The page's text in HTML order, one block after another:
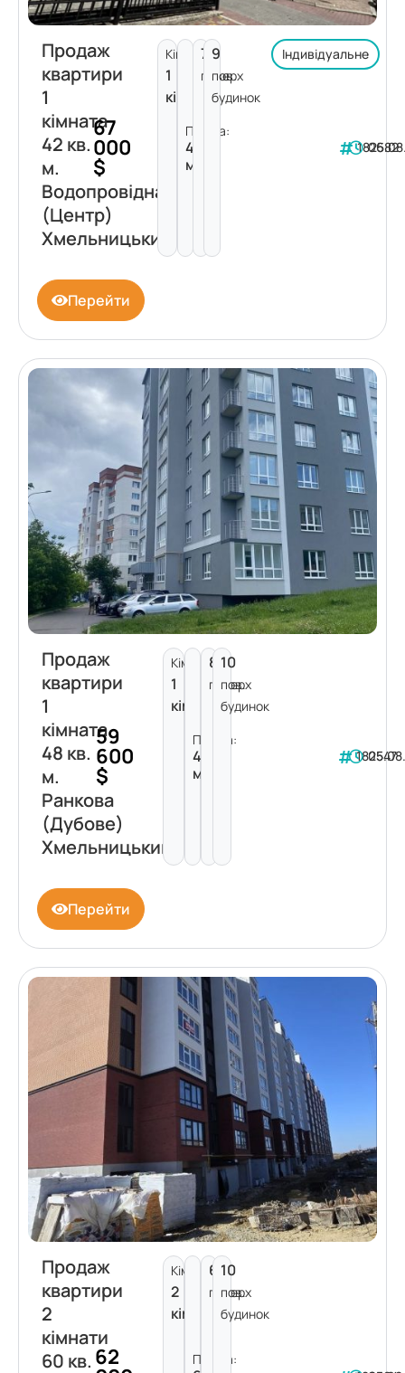
Продаж
квартири
1
кімната
42 кв.
м.
Водопровідна
(Центр)
Хмельницький
67
000
$
Кімнат:
1
кімната
Площа:
42
м²
7
поверх
9
пов.
будинок
Індивідуальне
182582
Перейти
Продаж
квартири
1
кімната
48 кв.
м.
Ранкова
(Дубове)
Хмельницький
59
600
$
Кімнат:
1
кімната
Площа:
48
м²
8
поверх
10
пов.
будинок
182547
Перейти
Продаж
квартири
2
кімнати
60 кв. 62
Кімнат:
2
кімнати
Площа:
6
поверх
10
пов.
будинок